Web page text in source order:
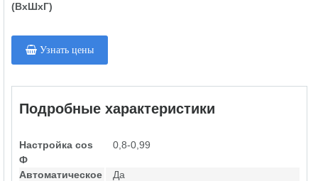
(ВхШхГ)
Узнать цены
Подробные характеристики
Настройка cos
Ф
0,8-0,99
Автоматическое
Да